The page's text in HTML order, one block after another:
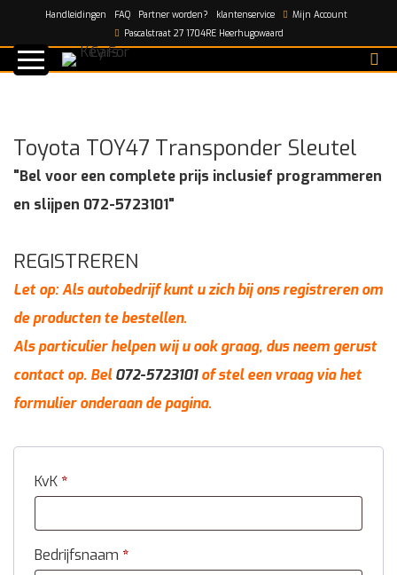
Handleidingen FAQ Partner worden? klantenservice
Mijn Account
Pascalstraat 27 1704RE Heerhugowaard
Home/shop/ Toyota TOY47 Transponder Sleutel
Toyota TOY47 Transponder Sleutel
"Bel voor een complete prijs inclusief programmeren
en slijpen 072-5723101"
REGISTREREN
Let op: Als autobedrijf kunt u zich bij ons registreren om
de producten te bestellen.
Als particulier helpen wij u ook graag, dus neem gerust
contact op. Bel072-5723101of stel een vraag via het
formulier onderaan de pagina.
KvK *
Bedrijfsnaam *